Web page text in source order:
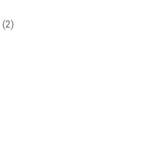
(2)